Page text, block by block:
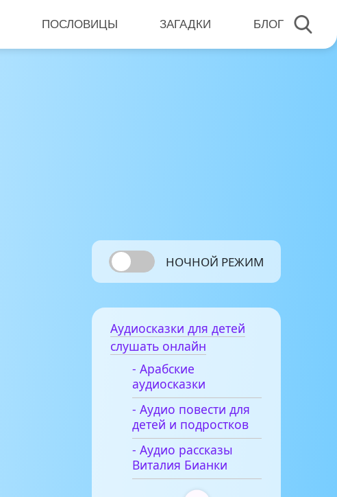
ПОСЛОВИЦЫ ЗАГАДКИ БЛОГ
НОЧНОЙ РЕЖИМ
Аудиосказки для детей
слушать онлайн
- Арабские
аудиосказки
- Аудио повести для
детей и подростков
- Аудио рассказы
Виталия Бианки